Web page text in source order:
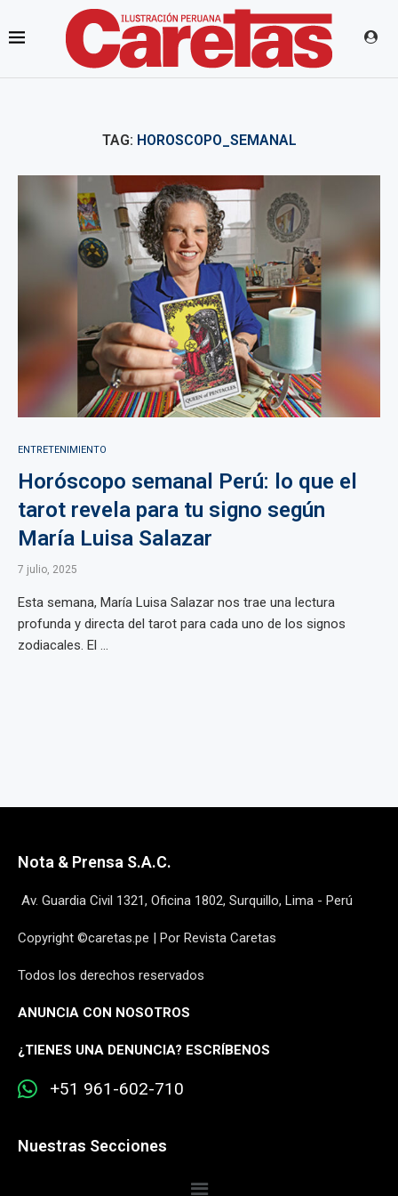
TAG: HOROSCOPO_SEMANAL
ENTRETENIMIENTO
Horóscopo semanal Perú: lo que el
tarot revela para tu signo según
María Luisa Salazar
7 julio, 2025
Esta semana, María Luisa Salazar nos trae una lectura
profunda y directa del tarot para cada uno de los signos
zodiacales. El ...
Nota & Prensa S.A.C.
Av. Guardia Civil 1321, Oficina 1802, Surquillo, Lima - Perú
Copyright ©caretas.pe | Por Revista Caretas
Todos los derechos reservados
ANUNCIA CON NOSOTROS
¿TIENES UNA DENUNCIA? ESCRÍBENOS
+51 961-602-710
Nuestras Secciones